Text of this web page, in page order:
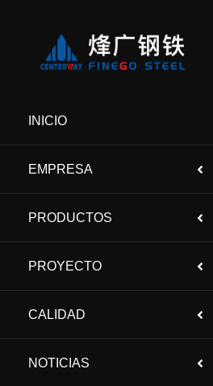
INICIO
EMPRESA
PRODUCTOS
PROYECTO
CALIDAD
NOTICIAS